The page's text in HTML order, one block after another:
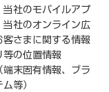
当社のモバイルアプ
当社のオンライン広
さまに関する情報
等の位置情報
端末固有情報、ブラ
等）